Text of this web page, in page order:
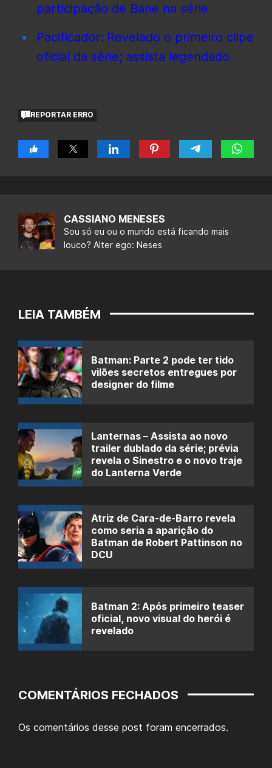
participação de Bane na série
Pacificador: Revelado o primeiro clipe
oficial da série; assista legendado
REPORTAR ERRO
CASSIANO MENESES
Sou só eu ou o mundo está ficando mais
louco? Alter ego: Neses
LEIA TAMBÉM
Batman: Parte 2 pode ter tido
vilões secretos entregues por
designer do filme
Lanternas – Assista ao novo
trailer dublado da série; prévia
revela o Sinestro e o novo traje
do Lanterna Verde
Atriz de Cara-de-Barro revela
como seria a aparição do
Batman de Robert Pattinson no
DCU
Batman 2: Após primeiro teaser
oficial, novo visual do herói é
revelado
COMENTÁRIOS FECHADOS
Os comentários desse post foram encerrados.